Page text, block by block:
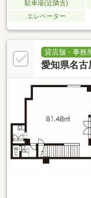
駐車場(近隣含)
エレベーター
貸店舗・事務
愛知県名古